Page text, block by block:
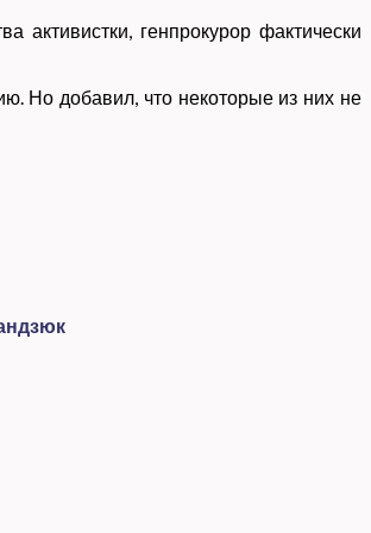
активистки, генпрокурор фактически
Но добавил, что некоторые из них не